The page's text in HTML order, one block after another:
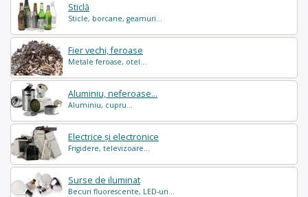
Sticlă
Sticle, borcane, geamuri...
Fier vechi, feroase
Metale feroase, otel...
Aluminiu, neferoase...
Aluminiu, cupru...
Electrice și electronice
Frigidere, televizoare...
Surse de iluminat
Becuri fluorescente, LED-uri...